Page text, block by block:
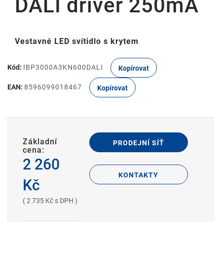
DALI driver 250mA
Vestavné LED svítidlo s krytem
Kód: IBP3000A3KN600DALI Kopírovat
EAN: 8596099018467 Kopírovat
Základní
cena:
2 260
Kč
( 2 735 Kč s DPH )
PRODEJNÍ SÍŤ
KONTAKTY